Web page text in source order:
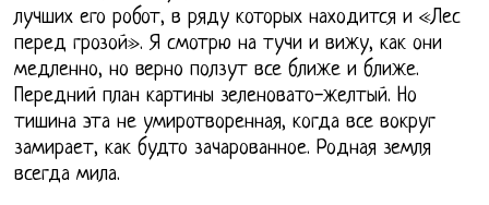
лучших его робот, в ряду которых находится и «Лес
перед грозой». Я смотрю на тучи и вижу, как они
медленно, но верно ползут все ближе и ближе.
Передний план картины зеленовато-желтый. Но
тишина эта не умиротворенная, когда все вокруг
замирает, как будто зачарованное. Родная земля
всегда мила.